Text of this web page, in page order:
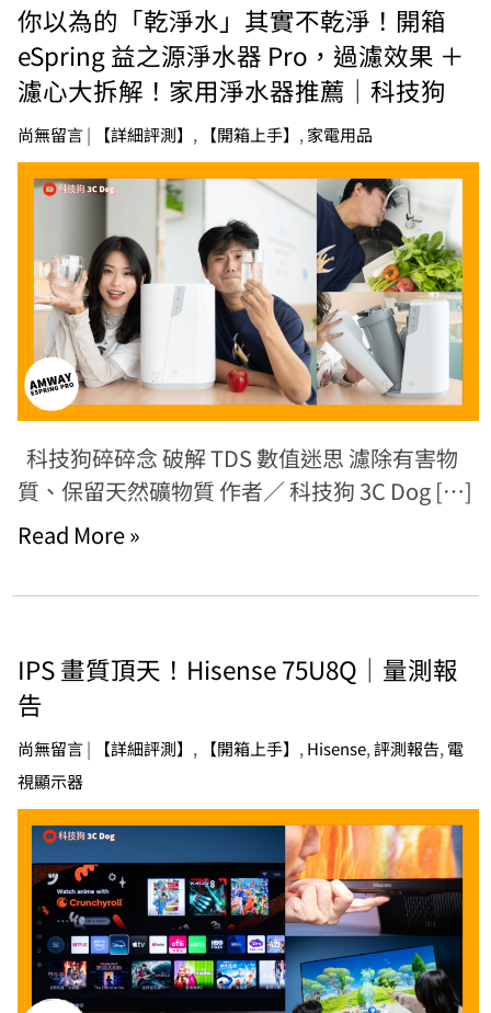
你以為的「乾淨水」其實不乾淨！開箱
eSpring 益之源淨水器 Pro，過濾效果 ＋
濾心大拆解！家用淨水器推薦｜科技狗
尚無留言| 【詳細評測】 , 【開箱上手】 , 家電用品
科技狗碎碎念 破解 TDS 數值迷思 濾除有害物
質、保留天然礦物質 作者／ 科技狗 3C Dog […]
Read More »
IPS 畫質頂天！Hisense 75U8Q｜量測報
告
尚無留言| 【詳細評測】 , 【開箱上手】 , Hisense,評測報告, 電
視顯示器